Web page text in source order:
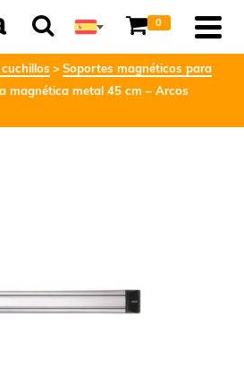
0
Soportes magnéticos para
magnética metal 45 cm – Arcos